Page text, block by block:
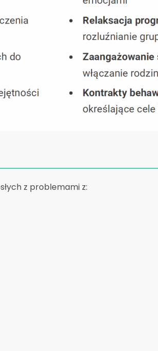
z problemami z: